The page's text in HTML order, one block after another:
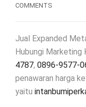
COMMENTS
Jual Expanded
Hubungi Marketing
4787, 0896-9577-
penawaran harga
yaitu